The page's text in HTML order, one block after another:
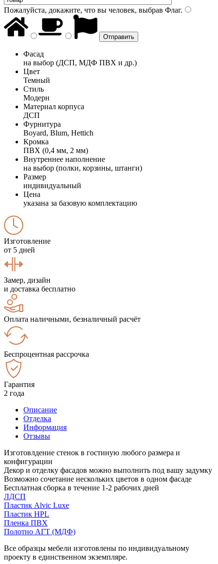
Пожалуйста, докажите, что вы человек, выбрав Флаг.
Фасад
на выбор (ДСП, МДФ ПВХ и др.)
Цвет
Темный
Стиль
Модерн
Материал корпуса
ДСП
Фурнитура
Boyard, Blum, Hettich
Кромка
ПВХ (0,4 мм, 2 мм)
Внутреннее наполнение
на выбор (полки, корзины, штанги)
Размер
индивидуальный
Цена
указана за базовую комплектацию
Изготовление
от 5 дней
Замер, дизайн
и доставка бесплатно
Оплата наличными, безналичный расчёт
Беспроцентная рассрочка
Гарантия
2 года
Описание
Отделка
Информация
Отзывы
Изготовлдение стенок в гостиную любого размера и
конфигурации
Декор и отделку фасадов можно выполнить под вашу задумку
Возможно сочетание нескольких цветов в одном фасаде
Бесплатная сборка в течение 1-2 рабочих дней
ЛДСП
Пластик Alvic Luxe
Пластик HPL
Пленка ПВХ
Полотно АГТ (МДФ)
Все образцы мебели изготовлены по индивидуальному
проекту в единственном экземпляре.